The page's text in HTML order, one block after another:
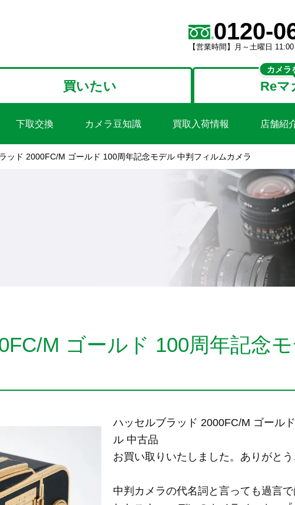
0120-
【営業時間】月～土曜日
買いたい Reマ
カメラ
下取交換 カメラ豆知識 買取入荷情報 店舗紹
ッド 2000FC/M ゴールド 100周年記念モデル 中判フィルムカメラ
M ゴールド 100周年記念モ
ハッセルブラッド 2000FC/M ゴール
ル 中古品
お買い取りいたしました。ありがとう
中判カメラの代名詞と言っても過言